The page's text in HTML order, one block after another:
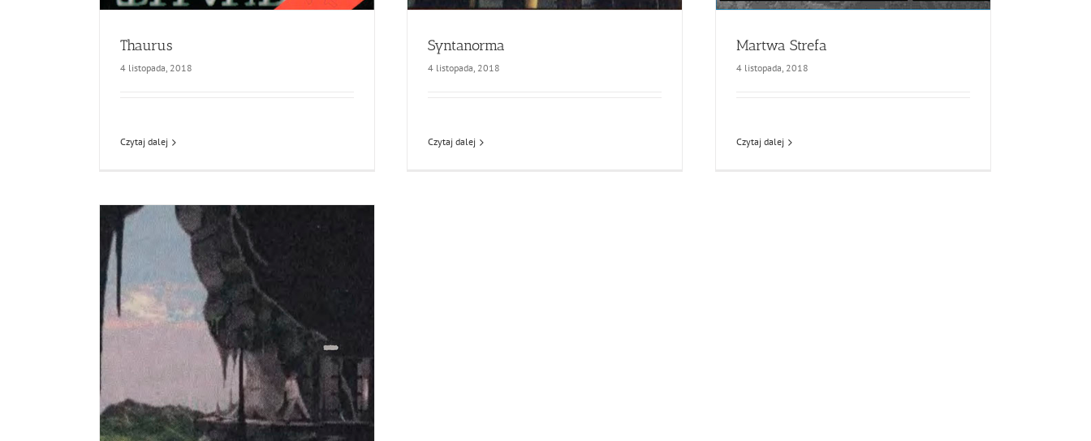
Thaurus
4 listopada, 2018
Czytaj dalej
Syntanorma
4 listopada, 2018
Czytaj dalej
Martwa Strefa
4 listopada, 2018
Czytaj dalej